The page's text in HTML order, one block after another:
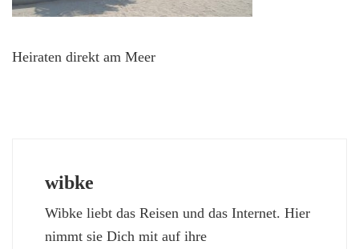
Heiraten direkt am Meer
wibke
Wibke liebt das Reisen und das Internet. Hier
nimmt sie Dich mit auf ihre